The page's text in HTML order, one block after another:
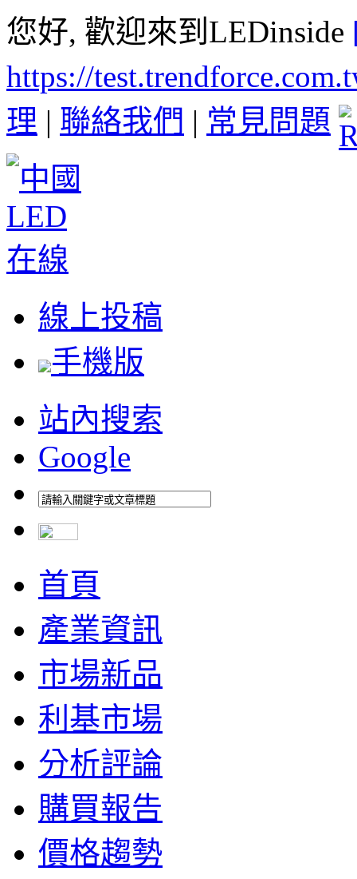
您好, 歡迎來到LEDinside
https://
理 | 聯絡我們 | 常見問題
線上投稿
手機版
站內搜索
Google
首頁
產業資訊
市場新品
利基市場
分析評論
購買報告
價格趨勢